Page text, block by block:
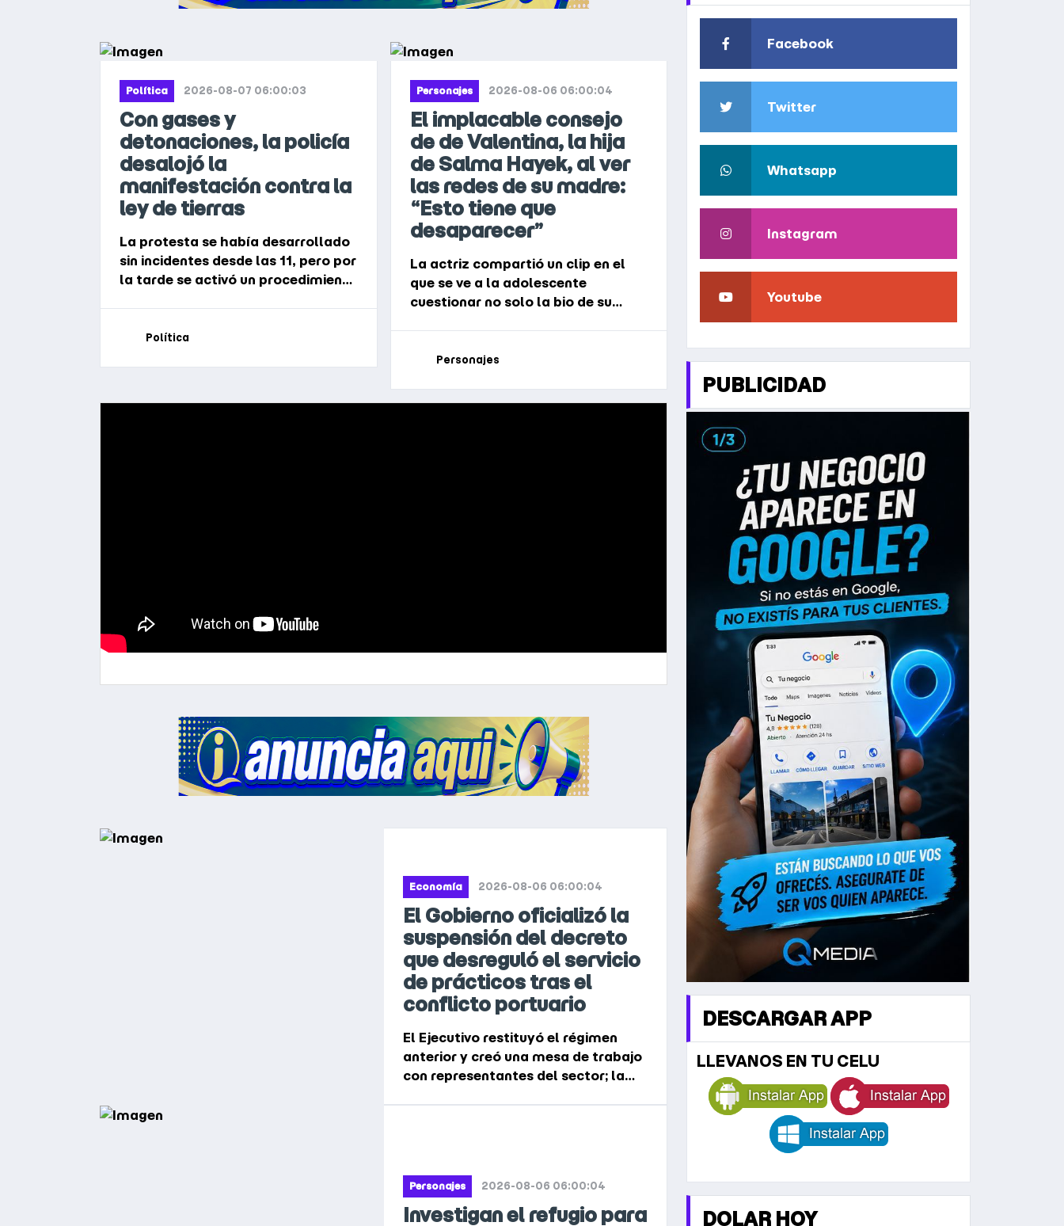
Política 2026-08-07 06:00:03
Con gases y
detonaciones, la policía
desalojó la
manifestación contra la
ley de tierras
La protesta se había desarrollado
sin incidentes desde las 11, pero por
la tarde se activó un procedimiento
hubo 12 detenidos y corridas en las
Política
Personajes 2026-08-06 06:00:04
El implacable consejo
de de Valentina, la hija
de Salma Hayek, al ver
las redes de su madre:
“Esto tiene que
desaparecer”
La actriz compartió un clip en el
que se ve a la adolescente
cuestionar no solo la bio de su
Personajes
Economía 2026-08-06 06:00:04
El Gobierno oficializó la
suspensión del decreto
que desreguló el servicio
de prácticos tras el
conflicto portuario
El Ejecutivo restituyó el régimen
anterior y creó una mesa de trabajo
con representantes del sector; la
Personajes 2026-08-06 06:00:04
Investigan el refugio para
Facebook
Twitter
Whatsapp
Instagram
Youtube
PUBLICIDAD
DESCARGAR APP
LLEVANOS EN TU CELU
DOLAR HOY